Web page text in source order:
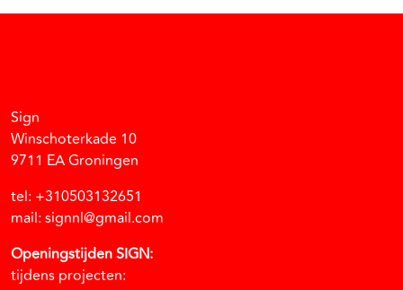
Sign
Winschoterkade 10
9711 EA Groningen
tel: +310503132651
mail: signnl@gmail.com
Openingstijden SIGN:
tijdens projecten: